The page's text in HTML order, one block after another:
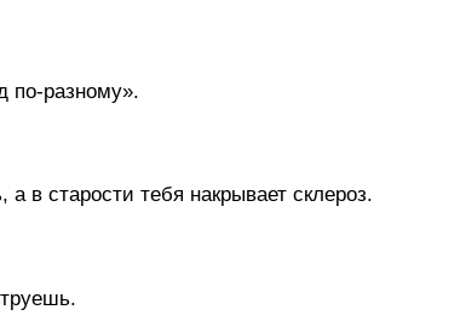
по-разному».
в старости тебя накрывает склероз.